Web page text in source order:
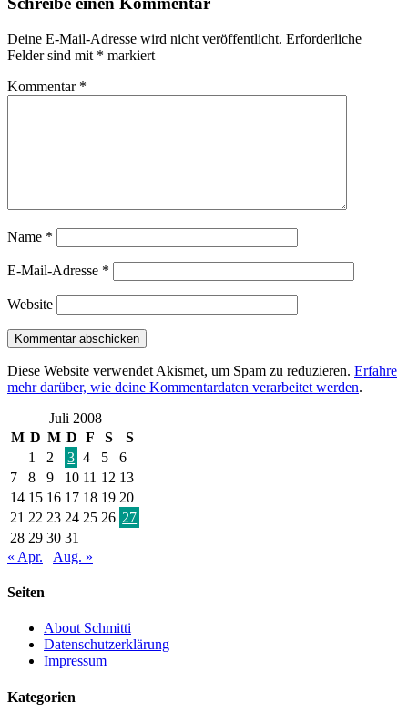
Deine E-Mail-Adresse wird nicht veröffentlicht. Erforderliche
Felder sind mit * markiert
Kommentar *
Name *
E-Mail-Adresse *
Website
Diese Website verwendet Akismet, um Spam zu reduzieren. Erfahre
mehr darüber, wie deine Kommentardaten verarbeitet werden.
Juli 2008
M D M D F S
S
1
2 3 4 5
6
7
8 9 10 11 12 13
14 15 16 17 18 19 20
21 22 23 24 25 26 27
28 29 30 31
« Apr.
Aug. »
Seiten
About Schmitti
Datenschutzerklärung
Impressum
Kategorien